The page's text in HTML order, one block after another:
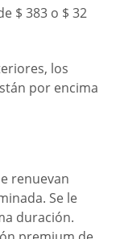
$ 383 o $ 32
los
por encima
renuevan
Se le
duración.